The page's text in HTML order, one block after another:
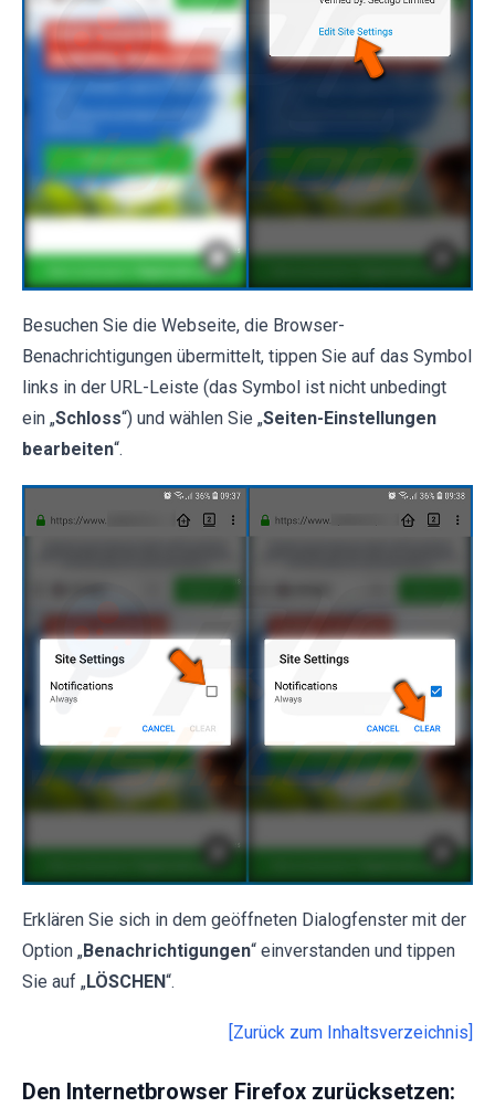
Besuchen Sie die Webseite, die Browser-
Benachrichtigungen übermittelt, tippen Sie auf das Symbol
links in der URL-Leiste (das Symbol ist nicht unbedingt
ein „Schloss“) und wählen Sie „Seiten-Einstellungen
bearbeiten“.
Erklären Sie sich in dem geöffneten Dialogfenster mit der
Option „Benachrichtigungen“ einverstanden und tippen
Sie auf „LÖSCHEN“.
[Zurück zum Inhaltsverzeichnis]
Den Internetbrowser Firefox zurücksetzen: